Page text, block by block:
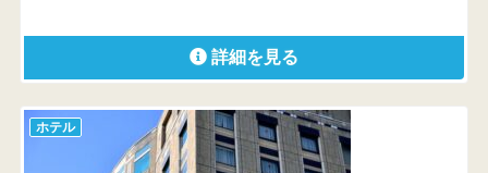
詳細を見る
ホテル